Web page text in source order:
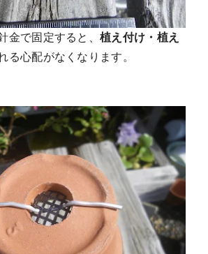
金で固定すると、植え付け・植え
る心配がなくなります。